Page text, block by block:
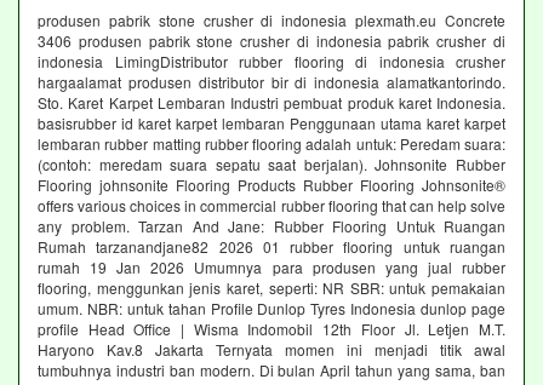
produsen pabrik stone crusher di indonesia plexmath.eu Concrete
3406 produsen pabrik stone crusher di indonesia pabrik crusher di
indonesia LimingDistributor rubber flooring di indonesia crusher
hargaalamat produsen distributor bir di indonesia alamatkantorindo.
Sto. Karet Karpet Lembaran Industri pembuat produk karet Indonesia.
basisrubber id karet karpet lembaran Penggunaan utama karet karpet
lembaran rubber matting rubber flooring adalah untuk: Peredam suara:
(contoh: meredam suara sepatu saat berjalan). Johnsonite Rubber
Flooring johnsonite Flooring Products Rubber Flooring Johnsonite®
offers various choices in commercial rubber flooring that can help solve
any problem. Tarzan And Jane: Rubber Flooring Untuk Ruangan
Rumah tarzanandjane82 2026 01 rubber flooring untuk ruangan
rumah 19 Jan 2026 Umumnya para produsen yang jual rubber
flooring, menggunkan jenis karet, seperti: NR SBR: untuk pemakaian
umum. NBR: untuk tahan Profile Dunlop Tyres Indonesia dunlop page
profile Head Office | Wisma Indomobil 12th Floor Jl. Letjen M.T.
Haryono Kav.8 Jakarta Ternyata momen ini menjadi titik awal
tumbuhnya industri ban modern. Di bulan April tahun yang sama, ban